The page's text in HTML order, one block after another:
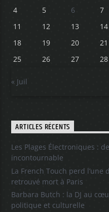
4
5 6 7
11
12 13 14
18
19 20 21
25
26 27 28
« Juil
ARTICLES RÉCENTS
Les Plages Électroniques :
incontournable
La French Touch perd l’une
retrouvé mort à Paris
Barbara Butch : la DJ au
politique et culturelle